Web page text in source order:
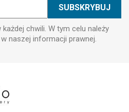
chwili. W tym celu należy
naszej informacji prawnej.